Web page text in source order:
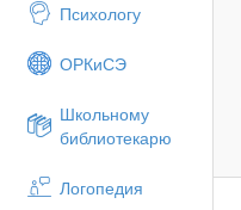
Психологу
ОРКиСЭ
Школьному
библиотекарю
Логопедия